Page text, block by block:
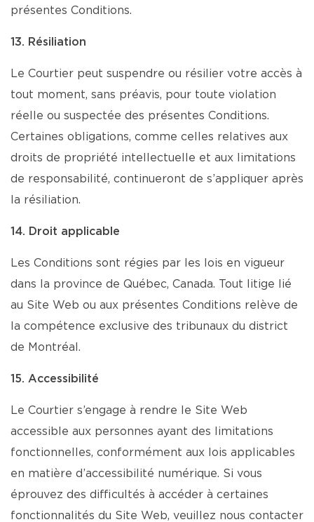
présentes Conditions.
13. Résiliation
Le Courtier peut suspendre ou résilier votre accès à
tout moment, sans préavis, pour toute violation
réelle ou suspectée des présentes Conditions.
Certaines obligations, comme celles relatives aux
droits de propriété intellectuelle et aux limitations
de responsabilité, continueront de s’appliquer après
la résiliation.
14. Droit applicable
Les Conditions sont régies par les lois en vigueur
dans la province de Québec, Canada. Tout litige lié
au Site Web ou aux présentes Conditions relève de
la compétence exclusive des tribunaux du district
de Montréal.
15. Accessibilité
Le Courtier s’engage à rendre le Site Web
accessible aux personnes ayant des limitations
fonctionnelles, conformément aux lois applicables
en matière d’accessibilité numérique. Si vous
éprouvez des difficultés à accéder à certaines
fonctionnalités du Site Web, veuillez nous contacter